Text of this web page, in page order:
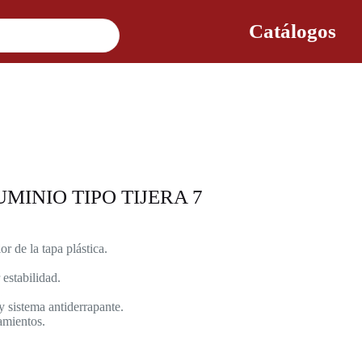
Catálogos
TIPO TIJERA 7
de la tapa plástica.
sistema antiderrapante.